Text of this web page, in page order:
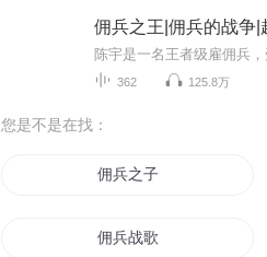
佣兵之王|佣兵的战争
362 125.8万
您是不是在找：
佣兵之子
佣兵战歌